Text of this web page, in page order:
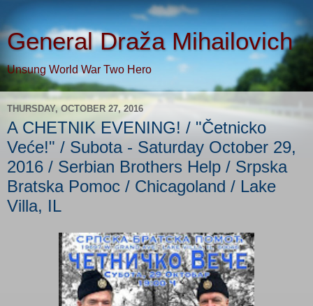
General Draža Mihailovich
Unsung World War Two Hero
THURSDAY, OCTOBER 27, 2016
A CHETNIK EVENING! / "Četnicko
Veće!" / Subota - Saturday October 29,
2016 / Serbian Brothers Help / Srpska
Bratska Pomoc / Chicagoland / Lake
Villa, IL